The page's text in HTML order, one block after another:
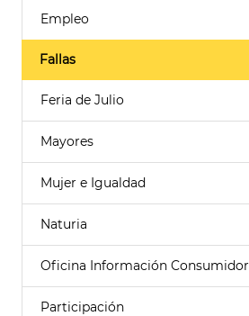
Empleo
Fallas
Feria de Julio
Mayores
Mujer e Igualdad
Naturia
Oficina Información Consumidor
Participación